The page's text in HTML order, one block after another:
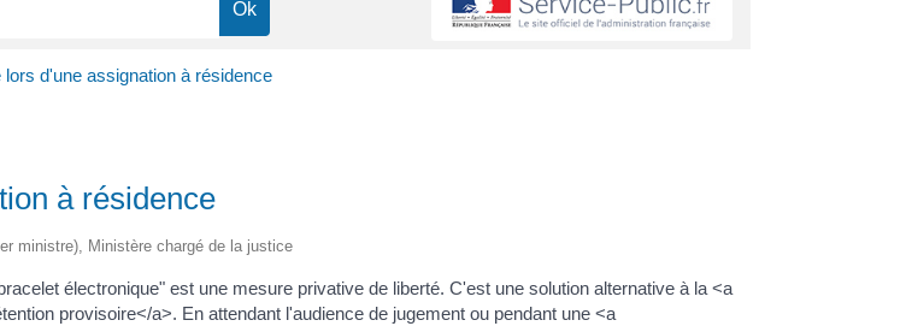
lors d'une assignation à résidence
à résidence
ministre), Ministère chargé de la justice
électronique" est une mesure privative de liberté. C'est une solution alternative à la <a
provisoire</a>. En attendant l'audience de jugement ou pendant une <a